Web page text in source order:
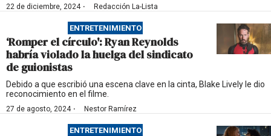
22 de diciembre, 2024· Redacción La-Lista
ENTRETENIMIENTO
‘Romper el círculo': Ryan Reynolds
habría violado la huelga del sindicato
de guionistas
Debido a que escribió una escena clave en la cinta, Blake Lively le dio
reconocimiento en el filme.
27 de agosto, 2024· Nestor Ramírez
ENTRETENIMIENTO